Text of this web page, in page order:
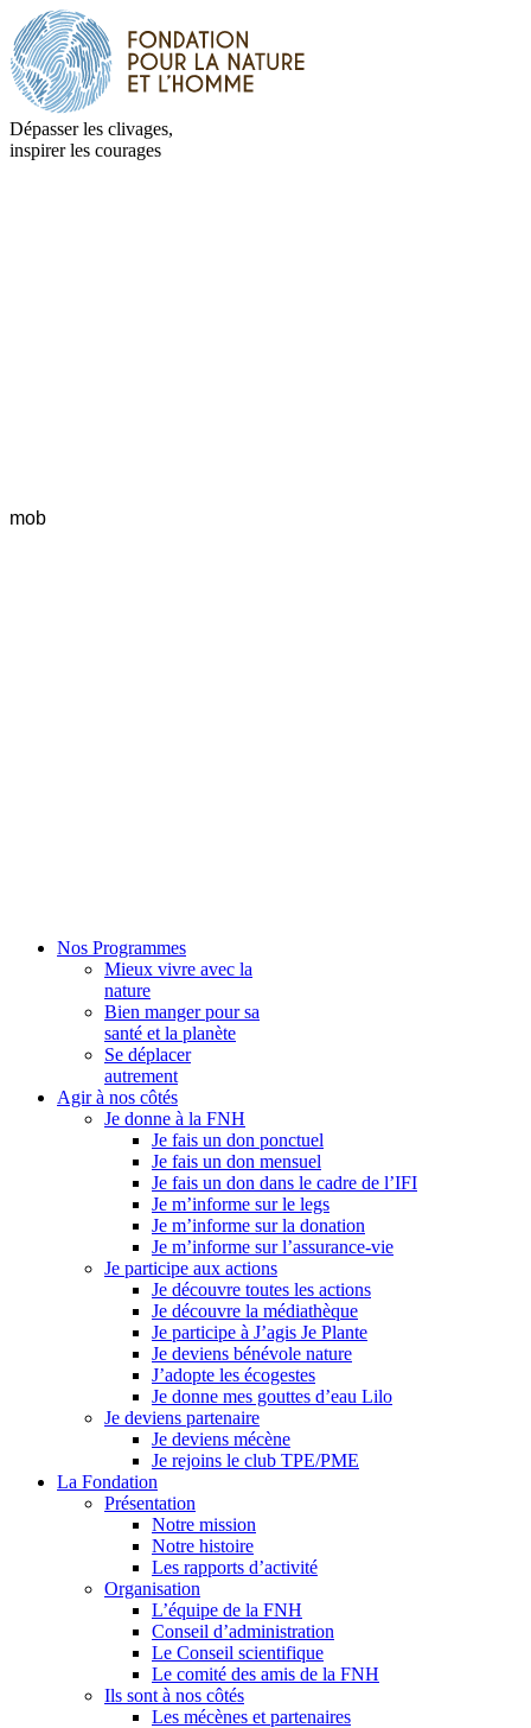
Dépasser les clivages,
inspirer les courages
mob
Nos Programmes
Mieux vivre avec la
nature
Bien manger pour sa
santé et la planète
Se déplacer
autrement
Agir à nos côtés
Je donne à la FNH
Je fais un don ponctuel
Je fais un don mensuel
Je fais un don dans le cadre de l’IFI
Je m’informe sur le legs
Je m’informe sur la donation
Je m’informe sur l’assurance-vie
Je participe aux actions
Je découvre toutes les actions
Je découvre la médiathèque
Je participe à J’agis Je Plante
Je deviens bénévole nature
J’adopte les écogestes
Je donne mes gouttes d’eau Lilo
Je deviens partenaire
Je deviens mécène
Je rejoins le club TPE/PME
La Fondation
Présentation
Notre mission
Notre histoire
Les rapports d’activité
Organisation
L’équipe de la FNH
Conseil d’administration
Le Conseil scientifique
Le comité des amis de la FNH
Ils sont à nos côtés
Les mécènes et partenaires